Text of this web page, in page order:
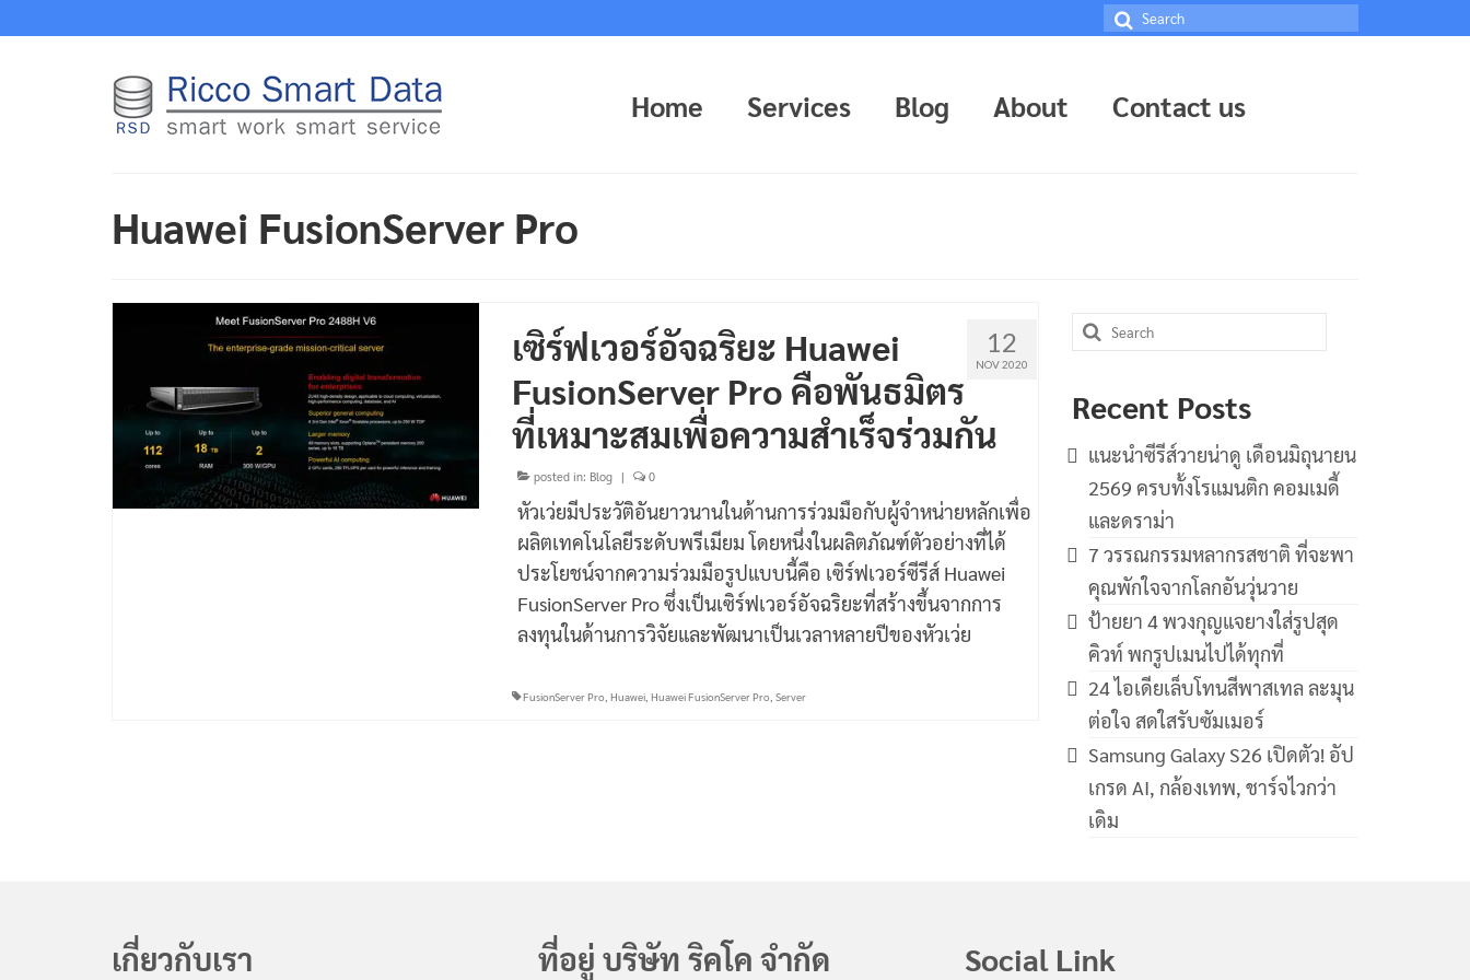
Search
Home Services Blog About Contact us
Huawei FusionServer Pro
12
NOV 2020
เซิร์ฟเวอร์อัจฉริยะ Huawei
FusionServer Pro คือพันธมิตร
ที่เหมาะสมเพื่อความสำเร็จร่วมกัน
posted in: Blog | 0
หัวเว่ยมีประวัติอันยาวนานในด้านการร่วมมือกับผู้จำหน่ายหลักเพื่อ
ผลิตเทคโนโลยีระดับพรีเมียม โดยหนึ่งในผลิตภัณฑ์ตัวอย่างที่ได้
ประโยชน์จากความร่วมมือรูปแบบนี้คือ เซิร์ฟเวอร์ซีรีส์ Huawei
FusionServer Pro ซึ่งเป็นเซิร์ฟเวอร์อัจฉริยะที่สร้างขึ้นจากการ
ลงทุนในด้านการวิจัยและพัฒนาเป็นเวลาหลายปีของหัวเว่ย
FusionServer Pro Huawei, Huawei FusionServer Pro Server
Search
for:
Recent Posts
แนะนำซีรีส์วายน่าดู เดือนมิถุนายน
2569 ครบทั้งโรแมนติก คอมเมดี้
และดราม่า
7 วรรณกรรมหลากรสชาติ ที่จะพา
คุณพักใจจากโลกอันวุ่นวาย
ป้ายยา 4 พวงกุญแจยางใส่รูปสุด
คิวท์ พกรูปเมนไปได้ทุกที่
24 ไอเดียเล็บโทนสีพาสเทล ละมุน
ต่อใจ สดใสรับซัมเมอร์
Samsung Galaxy S26 เปิดตัว! อัป
เกรด AI, กล้องเทพ, ชาร์จไวกว่า
เดิม
เกี่ยวกับเรา ที่อยู่ บริษัท ริคโค จำกัด Social Link